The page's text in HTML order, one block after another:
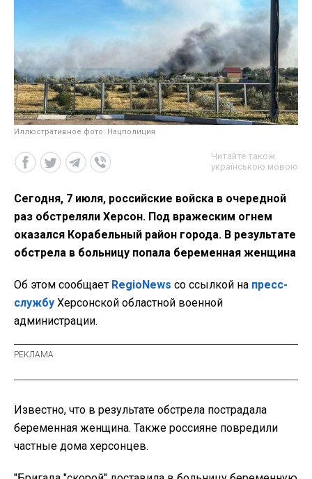
Иллюстративное фото: Нацполиция
Читайте також
українською мовою
Сегодня, 7 июля, российские войска в очередной
раз обстреляли Херсон. Под вражеским огнем
оказался Корабельный район города. В результате
обстрела в больницу попала беременная женщина
Об этом сообщает RegioNews со ссылкой на пресс-
службу Херсонской областной военной
администрации.
Известно, что в результате обстрела пострадала
беременная женщина. Также россияне повредили
частные дома херсонцев.